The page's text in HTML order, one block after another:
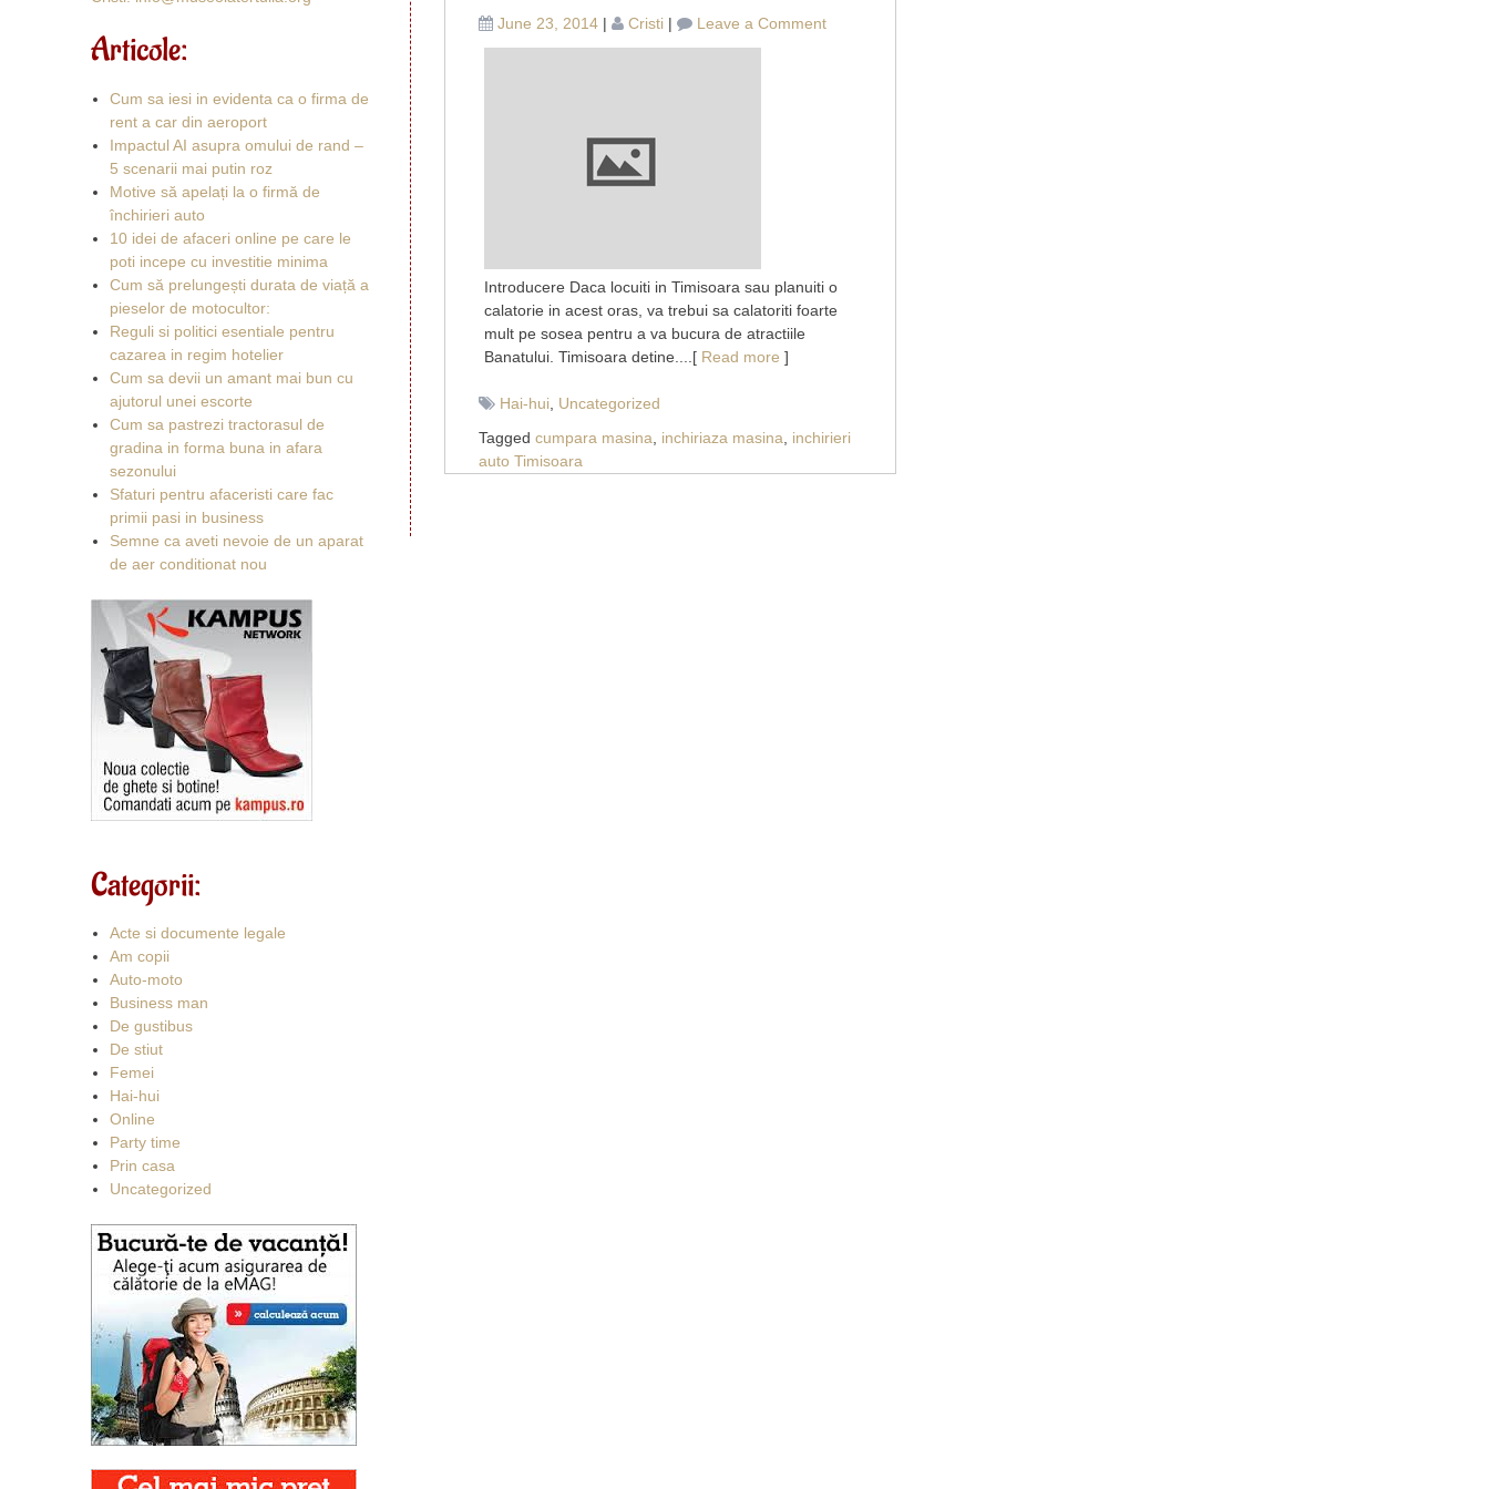
Articole:
Cum sa iesi in evidenta ca o firma de
rent a car din aeroport
Impactul AI asupra omului de rand –
5 scenarii mai putin roz
Motive să apelați la o firmă de
închirieri auto
10 idei de afaceri online pe care le
poti incepe cu investitie minima
Cum să prelungești durata de viață a
pieselor de motocultor:
Reguli si politici esentiale pentru
cazarea in regim hotelier
Cum sa devii un amant mai bun cu
ajutorul unei escorte
Cum sa pastrezi tractorasul de
gradina in forma buna in afara
sezonului
Sfaturi pentru afaceristi care fac
primii pasi in business
Semne ca aveti nevoie de un aparat
de aer conditionat nou
Categorii:
Acte si documente legale
Am copii
Auto-moto
Business man
De gustibus
De stiut
Femei
Hai-hui
Online
Party time
Prin casa
Uncategorized
June 23, 2014| Cristi | Leave a Commenton
Introducere Daca locuiti in Timisoara sau planuiti o
calatorie in acest oras, va trebui sa calatoriti foarte
mult pe sosea pentru a va bucura de atractiile
Banatului. Timisoara detine....[ Read more ]
Hai-hui
Uncategorized
Tagged cumpara masina inchiriaza masina
inchirieri
auto Timisoara